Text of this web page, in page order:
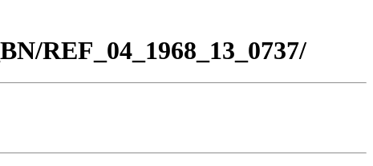
REF_04_1968_13_0737/